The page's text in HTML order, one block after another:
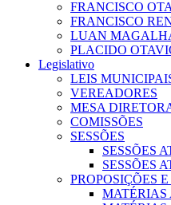
FRANCISCO
FRANCISCO
LUAN
PLACIDO
Legislativo
LEIS
VEREADORES
MESA
COMISSÕES
SESSÕES
SESSÕES
SESSÕES
PROPOSIÇÕES
MATÉRIAS